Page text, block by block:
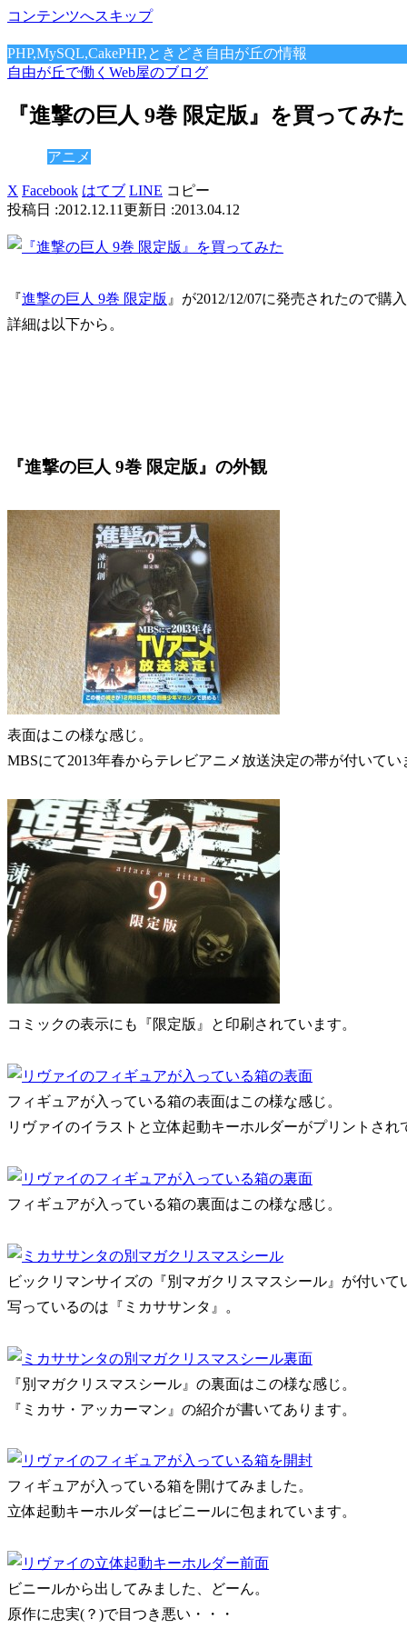
コンテンツへスキップ
PHP,MySQL,CakePHP,ときどき自由が丘の情報
自由が丘で働くWeb屋のブログ
『進撃の巨人 9巻 限定版』を買ってみた
アニメ
X Facebook はてブ LINE コピー
2012.12.11
2013.04.12
『進撃の巨人 9巻 限定版 』が2012/12/07に発売されたので購
詳細は以下から。
『進撃の巨人 9巻 限定版』の外観
表面はこの様な感じ。
MBSにて2013年春からテレビアニメ放送決定の帯が付いてい
コミックの表示にも『限定版』と印刷されています。
フィギュアが入っている箱の表面はこの様な感じ。
リヴァイのイラストと立体起動キーホルダーがプリントされ
フィギュアが入っている箱の裏面はこの様な感じ。
ビックリマンサイズの『別マガクリスマスシール』が付いて
写っているのは『ミカササンタ』。
『別マガクリスマスシール』の裏面はこの様な感じ。
『ミカサ・アッカーマン』の紹介が書いてあります。
フィギュアが入っている箱を開けてみました。
立体起動キーホルダーはビニールに包まれています。
ビニールから出してみました、どーん。
原作に忠実(？)で目つき悪い・・・